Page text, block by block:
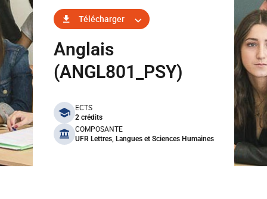
Télécharger
Anglais
(ANGL801_PSY)
benefits
ECTS
2 crédits
COMPOSANTE
UFR Lettres, Langues et Sciences Humaines